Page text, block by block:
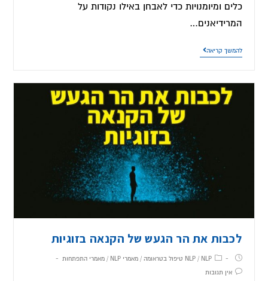
כלים ומיומנויות כדי לאבחן באילו נקודות על
המרידיאנים…
להמשך קריאה
לכבות את הר הגעש של הקנאה בזוגיות
NLP/ NLP טיפול בטראומה /מאמרי NLP /מאמרי התפתחות
אין תגובות